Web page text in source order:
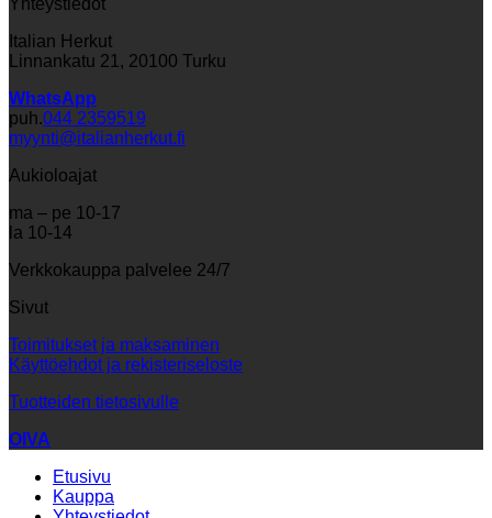
Yhteystiedot
Italian Herkut
Linnankatu 21, 20100 Turku
WhatsApp
puh.044 2359519
myynti@italianherkut.fi
Aukioloajat
ma – pe 10-17
la 10-14
Verkkokauppa palvelee 24/7
Sivut
Toimitukset ja maksaminen
Käyttöehdot ja rekisteriseloste
Tuotteiden tietosivulle
OIVA
Etusivu
Kauppa